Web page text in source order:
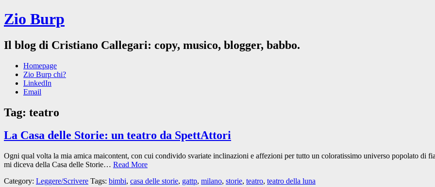
Zio Burp
Il blog di Cristiano Callegari: copy, musico, blogger, babbo.
Homepage
Zio Burp chi?
LinkedIn
Email
Tag: teatro
La Casa delle Storie: un teatro da SpettAttori
Ogni qual volta la mia amica maicontent, con cui condivido svariate inclinazioni e affezioni per tutto un coloratissimo universo popolato di
mi diceva della Casa delle Storie… Read More
Category: Leggere/Scrivere Tags: bimbi, casa delle storie, gattp, milano, storie, teatro, teatro della luna